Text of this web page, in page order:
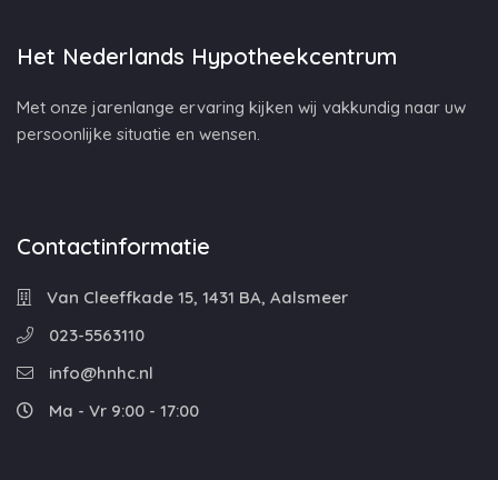
Het Nederlands Hypotheekcentrum
Met onze jarenlange ervaring kijken wij vakkundig naar uw
persoonlijke situatie en wensen.
Contactinformatie
Van Cleeffkade 15, 1431 BA, Aalsmeer
023-5563110
info@hnhc.nl
Ma - Vr 9:00 - 17:00